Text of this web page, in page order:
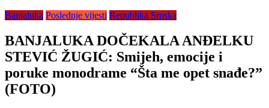
Banjaluka Poslednje vijesti Republika Srpska
BANJALUKA DOČEKALA ANĐELKU
STEVIĆ ŽUGIĆ: Smijeh, emocije i
poruke monodrame “Šta me opet snađe?”
(FOTO)